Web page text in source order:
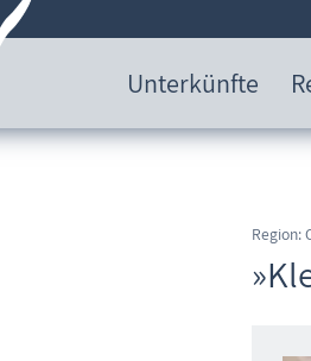
Unterkünfte
Region: